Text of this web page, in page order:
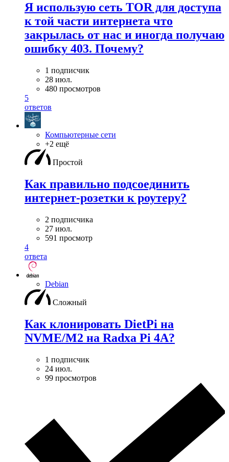
Я использую сеть TOR для доступа
к той части интернета что
закрылась от нас и иногда получаю
ошибку 403. Почему?
1 подписчик
28 июл.
480 просмотров
5
ответов
Компьютерные сети
+2 ещё
Простой
Как правильно подсоединить
интернет-розетки к роутеру?
2 подписчика
27 июл.
591 просмотр
4
ответа
Debian
Сложный
Как клонировать DietPi на
NVME/M2 на Radxa Pi 4A?
1 подписчик
24 июл.
99 просмотров